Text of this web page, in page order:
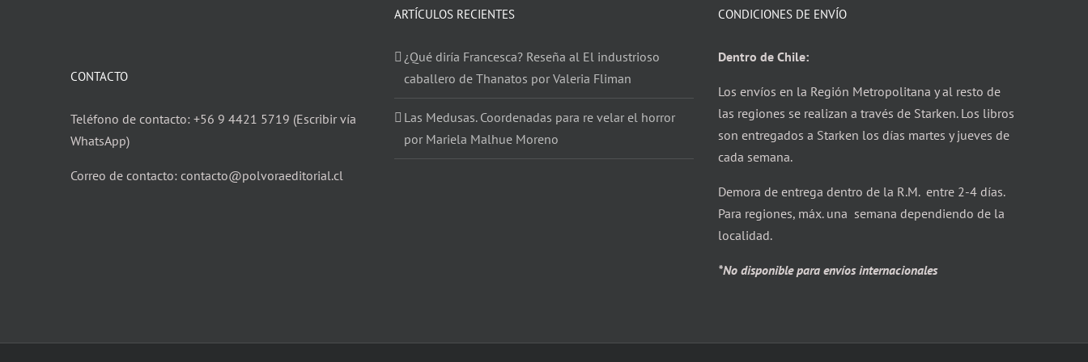
CONTACTO
Teléfono de contacto: +56 9 4421 5719 (Escribir vía
WhatsApp)
Correo de contacto: contacto@polvoraeditorial.cl
ARTÍCULOS RECIENTES
¿Qué diría Francesca? Reseña al El industrioso
caballero de Thanatos por Valeria Fliman
Las Medusas. Coordenadas para re velar el horror
por Mariela Malhue Moreno
CONDICIONES DE ENVÍO
Dentro de Chile:
Los envíos en la Región Metropolitana y al resto de
las regiones se realizan a través de Starken. Los libros
son entregados a Starken los días martes y jueves de
cada semana.
Demora de entrega dentro de la R.M. entre 2-4 días.
Para regiones, máx. una semana dependiendo de la
localidad.
*No disponible para envíos internacionales